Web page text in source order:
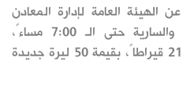
الهيئة العامة لإدارة المعادن
الثمينة، صباخ الخميس، والسارية حتى الـ 7:00 مساءً،
انخفض مبيع الذهب عيار 21 قيراطاً، بقيمة 50 ليرة جديدة